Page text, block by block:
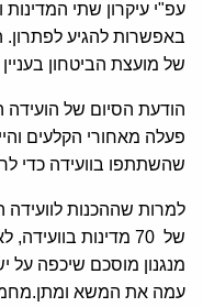
עפ"י עיקרון שתי המדינות
של מועצת הביטחון
הודעת הסיום של הועידה
פעלה מאחורי הקלעים
שהשתתפו בוועידה כדי
למרות שההכנות לוועידה
של 70 מדינות
מנגנון מוסכם שיכפה על
עמה את המשא